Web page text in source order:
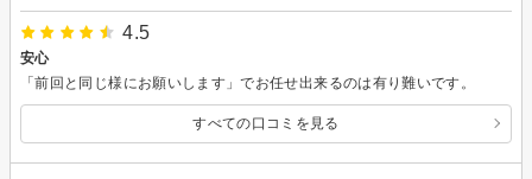
4.5
安心
「前回と同じ様にお願いします」でお任せ出来るのは有り難いです。
すべての口コミを見る